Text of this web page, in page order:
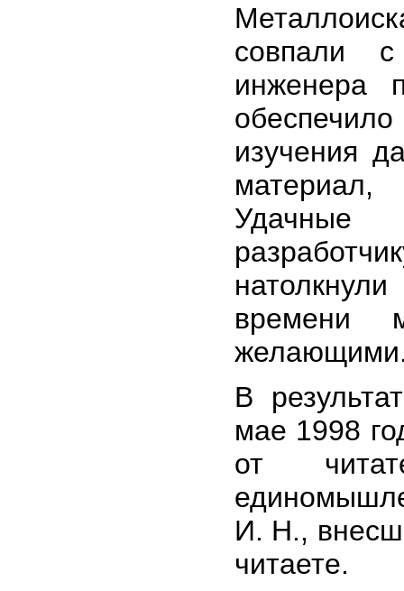
совпали с
инженера
изучения
материал,
Удачные
времени
В
мае 1998
от
И. Н.,
читаете.